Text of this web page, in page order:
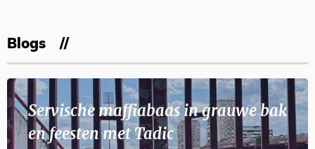
Blogs
Servische maffiabaas in grauwe bak
en feesten met Tadic